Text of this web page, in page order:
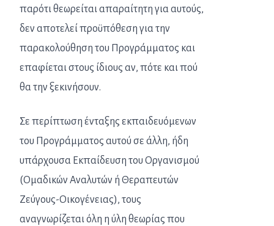
παρότι θεωρείται απαραίτητη για αυτούς,
δεν αποτελεί προϋπόθεση για την
παρακολούθηση του Προγράμματος και
επαφίεται στους ίδιους αν, πότε και πού
θα την ξεκινήσουν.
Σε περίπτωση ένταξης εκπαιδευόμενων
του Προγράμματος αυτού σε άλλη, ήδη
υπάρχουσα Εκπαίδευση του Οργανισμού
(Ομαδικών Αναλυτών ή Θεραπευτών
Ζεύγους-Οικογένειας), τους
αναγνωρίζεται όλη η ύλη θεωρίας που